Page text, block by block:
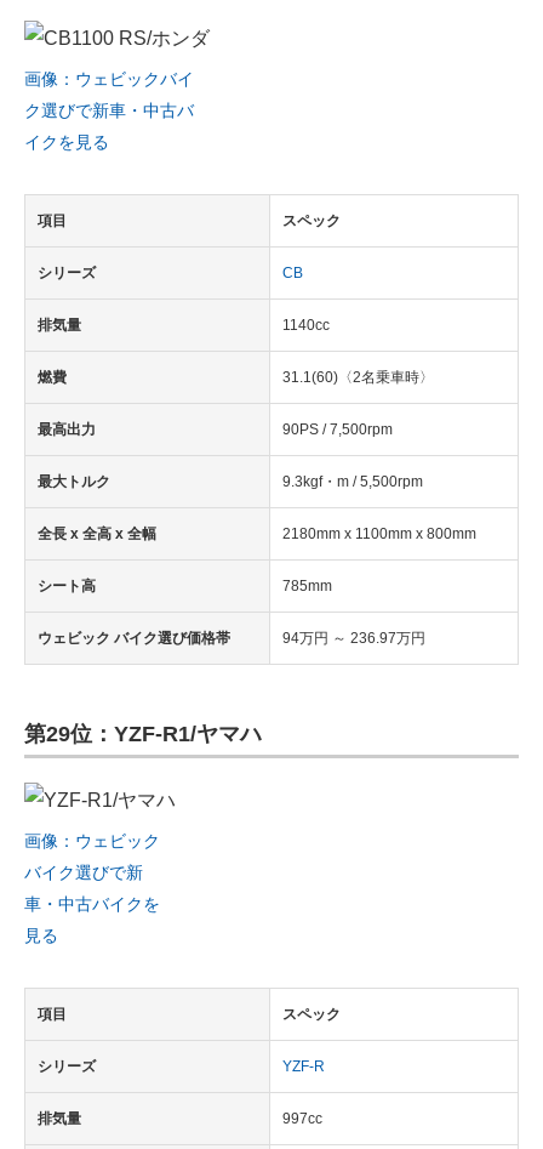
画像：ウェビックバイ
ク選びで新車・中古バ
イクを見る
項目 スペック
シリーズ CB
排気量 1140cc
燃費 31.1(60)〈2名乗車時〉
最高出力 90PS / 7,500rpm
最大トルク 9.3kgf・m / 5,500rpm
全長 x 全高 x 全幅 2180mm x 1100mm x 800mm
シート高 785mm
ウェビック バイク選び価格帯 94万円 ～ 236.97万円
第29位：YZF-R1/ヤマハ
画像：ウェビック
バイク選びで新
車・中古バイクを
見る
項目 スペック
シリーズ YZF-R
排気量 997cc